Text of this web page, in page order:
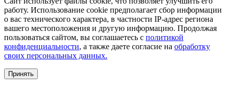
работу. Использование cookie предполагает сбор информации
о вас технического характера, в частности IP-адрес региона
вашего местоположения и другую информацию. Продолжая
пользоваться сайтом, вы соглашаетесь с политикой
конфиденциальности, а также даете согласие на обработку
своих персональных данных.
Принять